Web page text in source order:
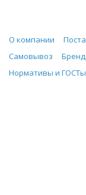
О компании
Самовывоз
Нормативы и ГОСТы